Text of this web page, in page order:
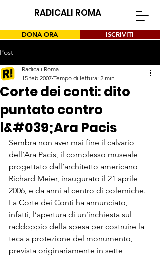
RADICALI ROMA
DONA ORA ISCRIVITI
Post
Corte dei conti: dito
puntato contro
l&#039;Ara Pacis
Radicali Roma
15 feb 2007 Tempo di lettura: 2 min
Sembra non aver mai fine il calvario
dell’Ara Pacis, il complesso museale
progettato dall’architetto americano
Richard Meier, inaugurato il 21 aprile
2006, e da anni al centro di polemiche.
La Corte dei Conti ha annunciato,
infatti, l’apertura di un’inchiesta sul
raddoppio della spesa per costruire la
teca a protezione del monumento,
prevista originariamente in sette